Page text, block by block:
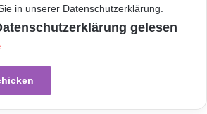
im Büro. Millionen mal
auch Johannes Mario
auf einer „Gabriele“.
verfiel in der
in unserer Datenschutzerklärung
gelesen